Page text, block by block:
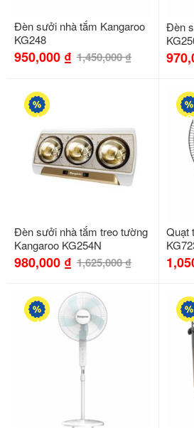
Đèn sưởi nhà tắm Kangaroo
KG248
950,000 ₫ 1,450,000₫
Đèn
-40%
Đèn sưởi nhà tắm treo tường
Kangaroo KG254N
980,000 ₫ 1,625,000₫
-
Quạt
-43% -